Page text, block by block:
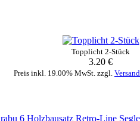
Topplicht 2-Stück
3.20 €
Preis inkl. 19.00% MwSt. zzgl. Versand